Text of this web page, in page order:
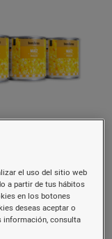
(3,81 €/kg)
el uso del sitio web
a partir de tus hábitos
en los botones
deseas aceptar o
información, consulta